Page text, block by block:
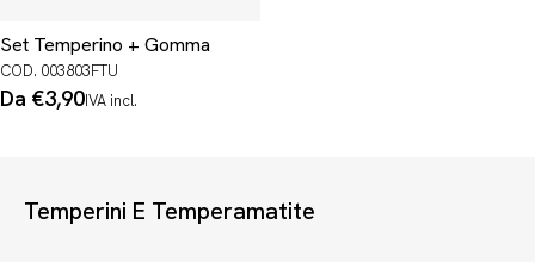
Set Temperino + Gomma
COD. 003803FTU
Prezzo
Da €3,90IVA incl.
Temperini E Temperamatite